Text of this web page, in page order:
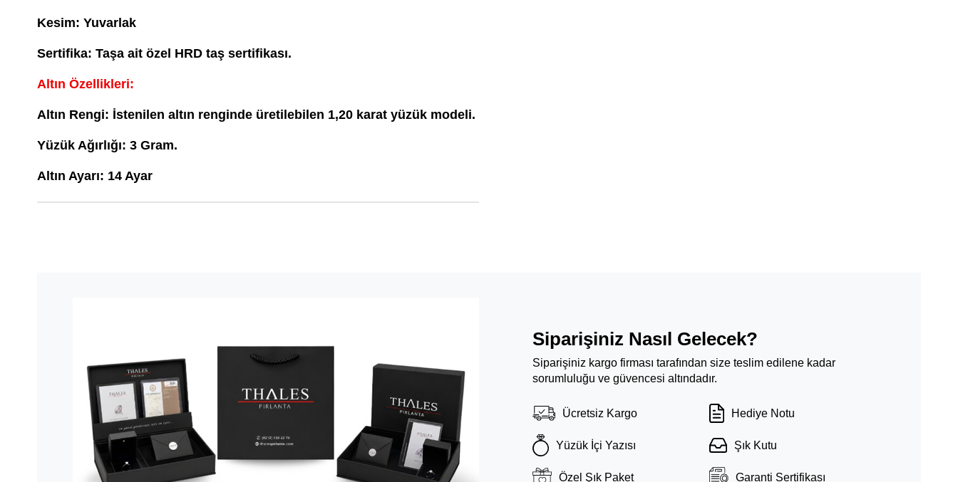
Kesim: Yuvarlak
Sertifika: Taşa ait özel HRD taş sertifikası.
Altın Özellikleri:
Altın Rengi: İstenilen altın renginde üretilebilen 1,20 karat yüzük modeli.
Yüzük Ağırlığı: 3 Gram.
Altın Ayarı: 14 Ayar
Siparişiniz Nasıl Gelecek?
Siparişiniz kargo firması tarafından size teslim edilene kadar
sorumluluğu ve güvencesi altındadır.
Ücretsiz Kargo Hediye Notu
Yüzük İçi Yazısı Şık Kutu
Özel Şık Paket Garanti Sertifikası